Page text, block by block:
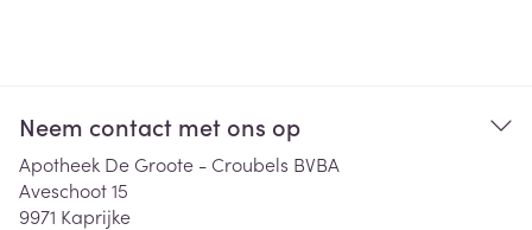
Neem contact met ons op
Apotheek De Groote - Croubels BVBA
Aveschoot 15
9971 Kaprijke